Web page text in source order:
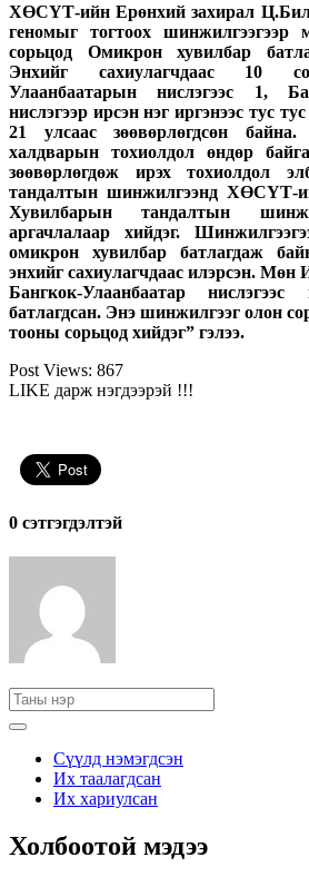
ХӨСҮТ-ийн Ерөнхий захирал
геномыг тогтоох шинжилгээгээр
сорьцод Омикрон хувилбар
Энхийг сахиулагчдаас 10
Улаанбаатарын нислэгээс 1,
нислэгээр ирсэн нэг иргэнээс тус
21 улсаас зөөвөрлөгдсөн
халдварын тохиолдол өндөр
зөөвөрлөгдөж ирэх тохиолдол
тандалтын шинжилгээнд ХӨСҮТ-
Хувилбарын тандалтын
аргачлалаар хийдэг.
омикрон хувилбар батлагдаж
энхийг сахиулагчдаас илэрсэн. Мөн
Бангкок-Улаанбаатар
батлагдсан. Энэ шинжилгээг олон
тооны сорьцод хийдэг” гэлээ.
Post Views: 867
LIKE дарж нэгдээрэй !!!
0 cэтгэгдэлтэй
Сүүлд нэмэгдсэн
Их таалагдсан
Их хариулсан
Холбоотой мэдээ